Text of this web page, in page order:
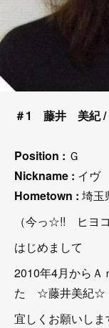
＃1 藤井 美紀 /
Position : Ｇ
Nickname : イヴ
Hometown : 埼玉
（今っ☆!! ヒヨ
はじめまして
2010年4月からＡ
た ☆藤井美紀☆
宜しくお願いしま